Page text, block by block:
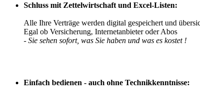
Schluss mit Zettelwirtschaft und Excel-Listen:
Alle Ihre Verträge werden digital gespeichert und
Egal ob Versicherung, Internetanbieter oder Abos
- Sie sehen sofort, was Sie haben und was es kostet !
Einfach bedienen - auch ohne Technikkenntnisse: